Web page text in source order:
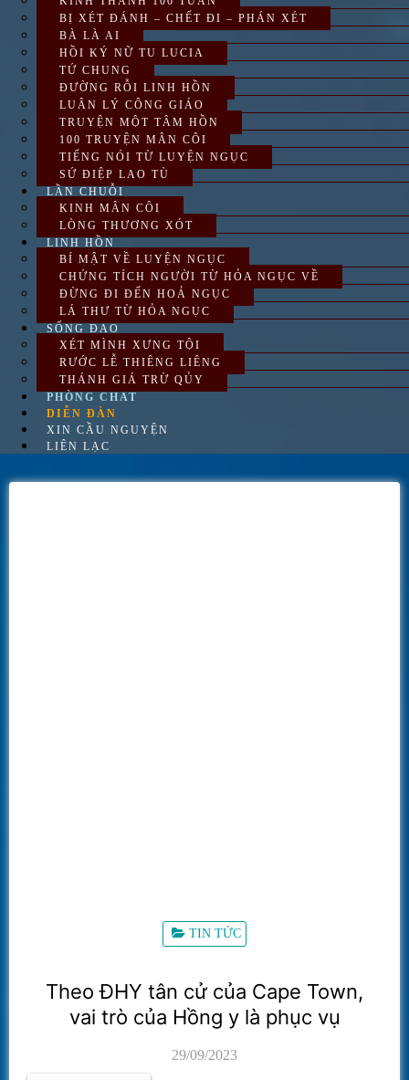
BỊ XÉT ĐÁNH – CHẾT ĐI – PHÁN XÉT
BÀ LÀ AI
HỒI KÝ NỮ TU LUCIA
TỨ CHUNG
ĐƯỜNG RỖI LINH HỒN
LUÂN LÝ CÔNG GIÁO
TRUYỆN MỘT TÂM HỒN
100 TRUYỆN MÂN CÔI
TIẾNG NÓI TỪ LUYỆN NGỤC
SỨ ĐIỆP LAO TÙ
LẦN CHUỖI
KINH MÂN CÔI
LÒNG THƯƠNG XÓT
LINH HỒN
BÍ MẬT VỀ LUYỆN NGỤC
CHỨNG TÍCH NGƯỜI TỪ HỎA NGỤC VỀ
ĐỪNG ĐI ĐẾN HOẢ NGỤC
LÁ THƯ TỪ HỎA NGỤC
SỐNG ĐẠO
XÉT MÌNH XƯNG TỘI
RƯỚC LỄ THIÊNG LIÊNG
THÁNH GIÁ TRỪ QỦY
PHÒNG CHAT
DIỄN ĐÀN
XIN CẦU NGUYỆN
LIÊN LẠC
TIN TỨC
Theo ĐHY tân cử của Cape Town,
vai trò của Hồng y là phục vụ
29/09/2023